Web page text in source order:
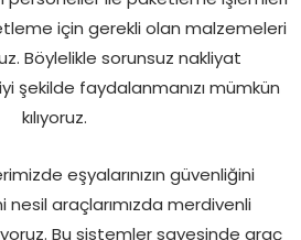
için gerekli olan malzemeleri
Böylelikle sorunsuz nakliyat
şekilde faydalanmanızı mümkün
kılıyoruz.
eşyalarınızın güvenliğini
araçlarımızda merdivenli
Bu sistemler sayesinde araç